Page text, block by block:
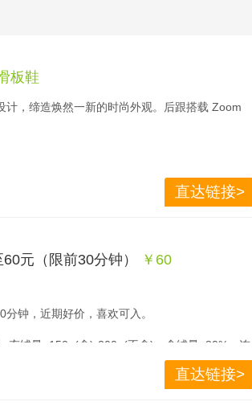
板鞋
，缔造焕然一新的时尚外观。后跟搭载 Zoom
直达链接>
元（限前30分钟）
￥60
钟，近期好价，喜欢可入。
充绒量: 150g(含)-200g(不含)，含绒量: 80%，连
直达链接>